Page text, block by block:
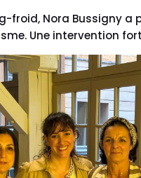
froid, Nora Bussigny a
Une intervention